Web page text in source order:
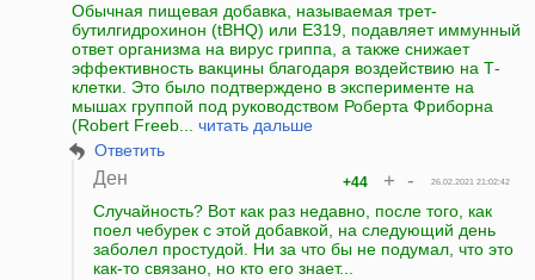
Обычная пищевая добавка, называемая трет-
бутилгидрохинон (tBHQ) или E319, подавляет иммунный
ответ организма на вирус гриппа, а также снижает
эффективность вакцины благодаря воздействию на Т-
клетки. Это было подтверждено в эксперименте на
мышах группой под руководством Роберта Фриборна
(Robert Freeb... читать дальше
Ответить
Ден 26.02.2021 21:02:42
+44 + -
Случайность? Вот как раз недавно, после того, как
поел чебурек с этой добавкой, на следующий день
заболел простудой. Ни за что бы не подумал, что это
как-то связано, но кто его знает...